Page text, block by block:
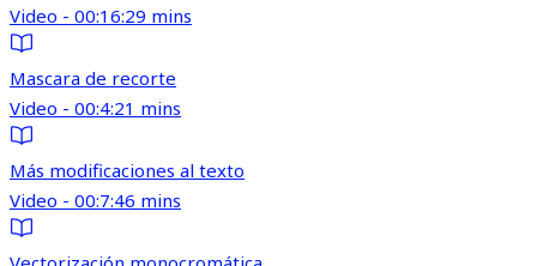
Video - 00:16:29 mins
Mascara de recorte
Video - 00:4:21 mins
Más modificaciones al texto
Video - 00:7:46 mins